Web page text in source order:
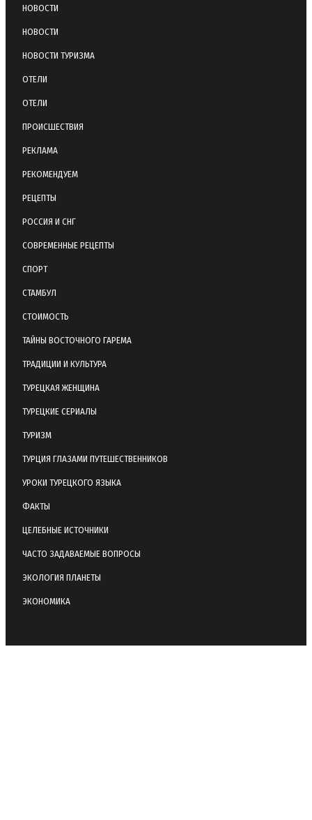
НОВОСТИ
НОВОСТИ
НОВОСТИ ТУРИЗМА
ОТЕЛИ
ОТЕЛИ
ПРОИСШЕСТВИЯ
РЕКЛАМА
РЕКОМЕНДУЕМ
РЕЦЕПТЫ
РОССИЯ И СНГ
СОВРЕМЕННЫЕ РЕЦЕПТЫ
СПОРТ
СТАМБУЛ
СТОИМОСТЬ
ТАЙНЫ ВОСТОЧНОГО ГАРЕМА
ТРАДИЦИИ И КУЛЬТУРА
ТУРЕЦКАЯ ЖЕНЩИНА
ТУРЕЦКИЕ СЕРИАЛЫ
ТУРИЗМ
ТУРЦИЯ ГЛАЗАМИ ПУТЕШЕСТВЕННИКОВ
УРОКИ ТУРЕЦКОГО ЯЗЫКА
ФАКТЫ
ЦЕЛЕБНЫЕ ИСТОЧНИКИ
ЧАСТО ЗАДАВАЕМЫЕ ВОПРОСЫ
ЭКОЛОГИЯ ПЛАНЕТЫ
ЭКОНОМИКА